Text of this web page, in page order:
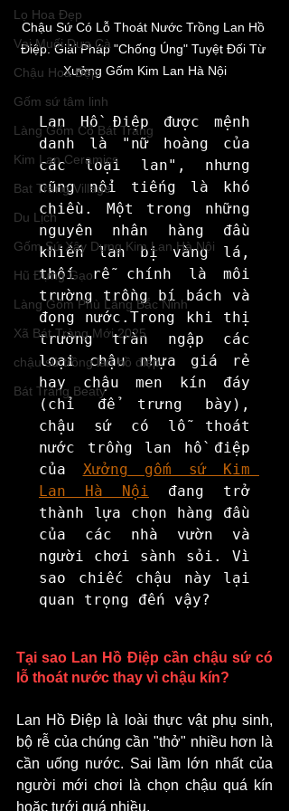
Lọ Hoa Đẹp
Vại Muối Dưa Cà
Chậu Hoa Đẹp
Gốm sứ tâm linh
Làng Gốm Cổ Bát Tràng
Kim Lan Ceramics
Bat Trang Village
Du Lịch
Gốm Sứ Xây Dựng Kim Lan Hà Nội
Hũ Đựng Gạo
Làng Gốm Phù Lãng Bắc Ninh
Xã Bát Tràng Mới 2025
chậu sứ trồng lan hồ điệp
Bát Tràng Beaty
Chậu Sứ Có Lỗ Thoát Nước Trồng Lan Hồ
Điệp: Giải Pháp "Chống Úng" Tuyệt Đối Từ
Xưởng Gốm Kim Lan Hà Nội
Lan Hồ Điệp được mệnh
danh là "nữ hoàng của
các loại lan", nhưng
cũng nổi tiếng là khó
chiều. Một trong những
nguyên nhân hàng đầu
khiến lan bị vàng lá,
thối rễ chính là môi
trường trồng bí bách và
đọng nước.Trong khi thị
trường tràn ngập các
loại chậu nhựa giá rẻ
hay chậu men kín đáy
(chỉ để trưng bày),
chậu sứ có lỗ thoát
nước trồng lan hồ điệp
của Xưởng gốm sứ Kim
Lan Hà Nội đang trở
thành lựa chọn hàng đầu
của các nhà vườn và
người chơi sành sỏi. Vì
sao chiếc chậu này lại
quan trọng đến vậy?
Tại sao Lan Hồ Điệp cần chậu sứ có
lỗ thoát nước thay vì chậu kín?
Lan Hồ Điệp là loài thực vật phụ sinh,
bộ rễ của chúng cần "thở" nhiều hơn là
cần uống nước. Sai lầm lớn nhất của
người mới chơi là chọn chậu quá kín
hoặc tưới quá nhiều.